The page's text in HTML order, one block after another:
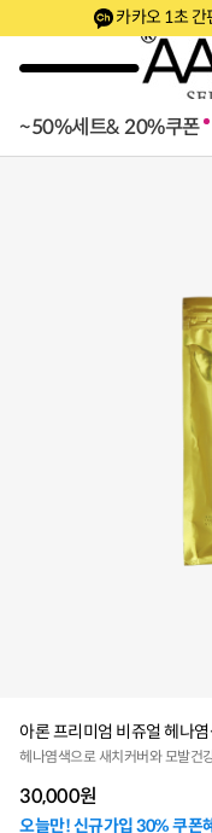
카카오 1초 간
~50%세트& 20%쿠폰
아론 프리미엄 비쥬얼 헤나
헤나염색으로 새치커버와 모발건
30,000원
오늘만! 신규가입 30% 쿠폰